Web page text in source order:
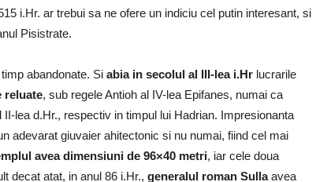
i.Hr. ar trebui sa ne ofere un indiciu cel putin interesant, si
Pisistrate.
abandonate. Si abia in secolul al III-lea i.Hr lucrarile
reluate, sub regele Antioh al IV-lea Epifanes, numai ca
lea d.Hr., respectiv in timpul lui Hadrian. Impresionanta
adevarat giuvaier ahitectonic si nu numai, fiind cel mai
avea dimensiuni de 96×40 metri, iar cele doua
decat atat, in anul 86 i.Hr., generalul roman Sullaavea